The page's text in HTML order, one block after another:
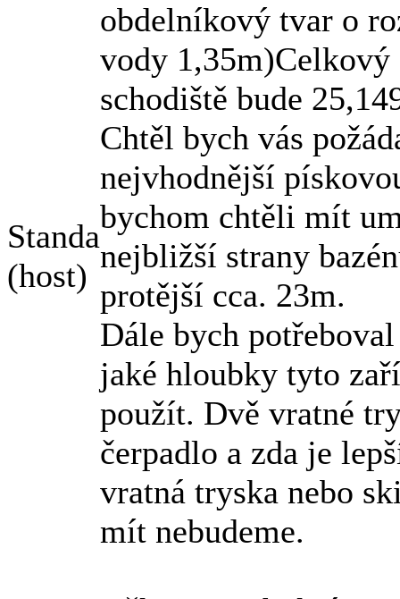
Standa
(host)
obdelníkový tvar o
vody
schodiště bude
Chtěl bych vás
nejvhodnější
bychom chtěli mít
nejbližší strany
protější cca. 23m.
Dále bych
jaké hloubky tyto
použít. Dvě vratné
čerpadlo a zda je
vratná tryska nebo
mít nebudeme.